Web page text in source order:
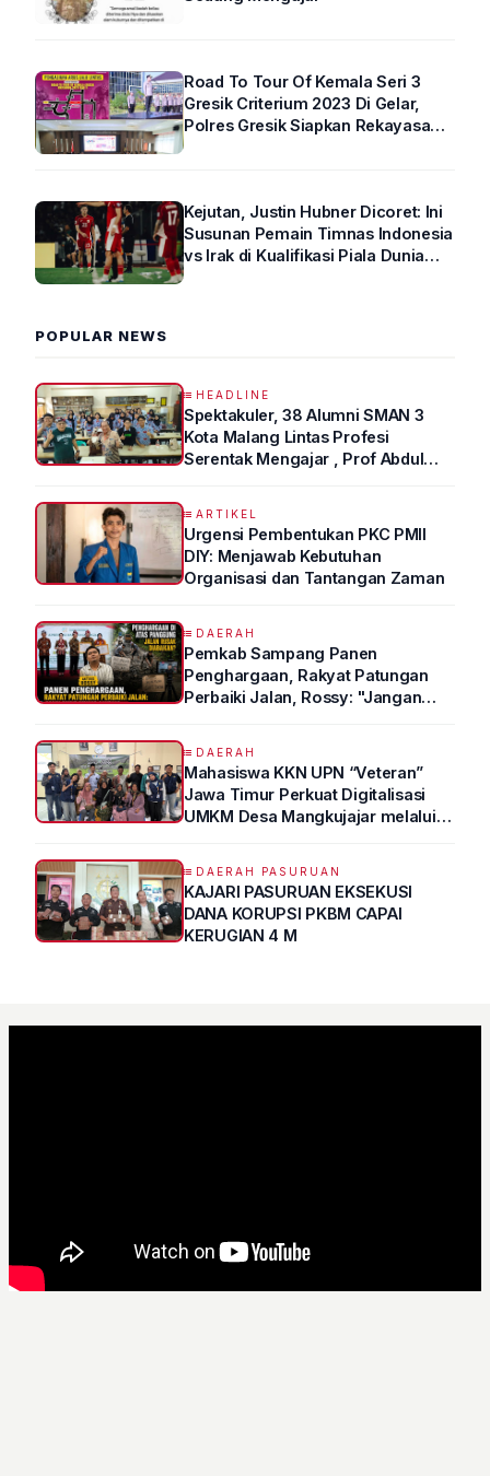
Road To Tour Of Kemala Seri 3
Gresik Criterium 2023 Di Gelar,
Polres Gresik Siapkan Rekayasa
Kejutan, Justin Hubner Dicoret: Ini
Susunan Pemain Timnas Indonesia
vs Irak di Kualifikasi Piala Dunia
POPULAR NEWS
HEADLINE
Spektakuler, 38 Alumni SMAN 3
Kota Malang Lintas Profesi
Serentak Mengajar , Prof Abdul
ARTIKEL
Urgensi Pembentukan PKC PMII
DIY: Menjawab Kebutuhan
Organisasi dan Tantangan Zaman
DAERAH
Pemkab Sampang Panen
Penghargaan, Rakyat Patungan
Perbaiki Jalan, Rossy: "Jangan
DAERAH
Mahasiswa KKN UPN “Veteran”
Jawa Timur Perkuat Digitalisasi
UMKM Desa Mangkujajar melalui
DAERAH PASURUAN
KAJARI PASURUAN EKSEKUSI
DANA KORUPSI PKBM CAPAI
KERUGIAN 4 M